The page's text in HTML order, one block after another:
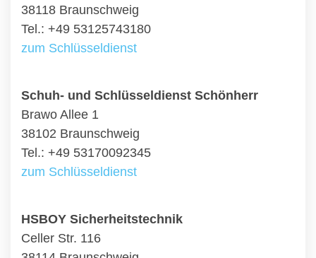
38118 Braunschweig
Tel.: +49 53125743180
zum Schlüsseldienst
Schuh- und Schlüsseldienst Schönherr
Brawo Allee 1
38102 Braunschweig
Tel.: +49 53170092345
zum Schlüsseldienst
HSBOY Sicherheitstechnik
Celler Str. 116